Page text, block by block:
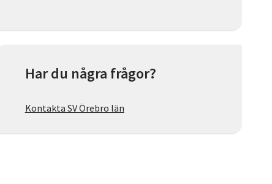
Har du några frågor?
Kontakta SV Örebro län